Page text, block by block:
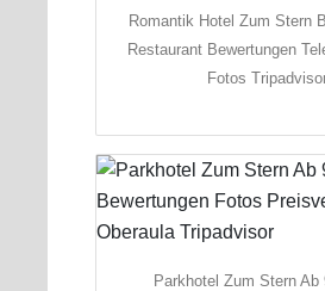
Romantik Hotel Zum Stern
Restaurant Bewertungen
Fotos
Parkhotel Zum Stern Ab